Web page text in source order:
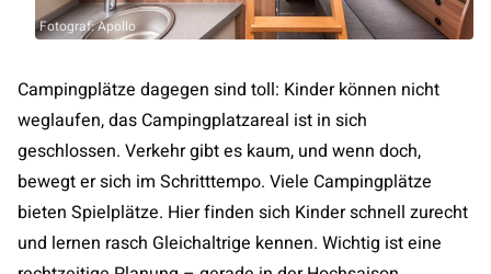
Fotograf: Apollo
Campingplätze dagegen sind toll: Kinder können nicht
weglaufen, das Campingplatzareal ist in sich
geschlossen. Verkehr gibt es kaum, und wenn doch,
bewegt er sich im Schritttempo. Viele Campingplätze
bieten Spielplätze. Hier finden sich Kinder schnell zurecht
und lernen rasch Gleichaltrige kennen. Wichtig ist eine